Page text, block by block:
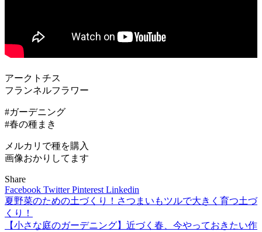
アークトチス
フランネルフラワー
#ガーデニング
#春の種まき
メルカリで種を購入
画像おかりしてます
Share
Facebook TwitterPinterestLinkedin
投
稿
夏野菜のための土づくり！さつまいもツルで大きく育つ土づ
くり！
【小さな庭のガーデニング】近づく春、今やっておきたい作